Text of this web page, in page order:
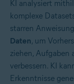
KI analysiert
komplexe
starren
Daten, um
ziehen, Aufgaben
verbessern. KI
Erkenntnisse